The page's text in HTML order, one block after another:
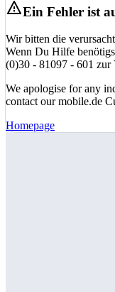
Ein Fehler ist
Wir bitten die
Wenn Du Hilfe
(0)30 - 81097 - 601 zur
We apologise for any
contact our mobile.de
Homepage